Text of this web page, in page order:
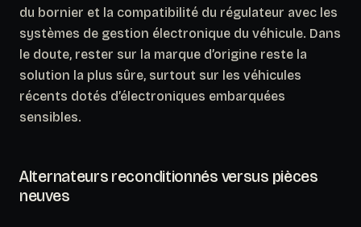
du bornier et la compatibilité du régulateur avec les
systèmes de gestion électronique du véhicule. Dans
le doute, rester sur la marque d’origine reste la
solution la plus sûre, surtout sur les véhicules
récents dotés d’électroniques embarquées
sensibles.
Alternateurs reconditionnés versus pièces
neuves